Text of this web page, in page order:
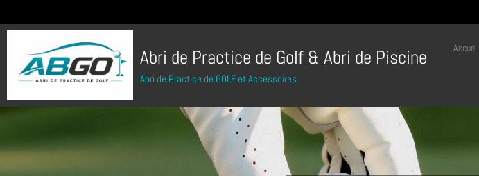
Abri de Practice de Golf & Abri de Piscine
Abri de Practice de GOLF et Accessoires
Accueil